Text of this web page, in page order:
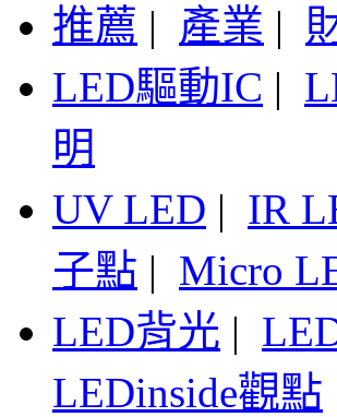
推薦 | 產業 |
LED驅動IC |
明
UV LED | IR
子點 | Micro
LED背光 |
LEDinside觀點